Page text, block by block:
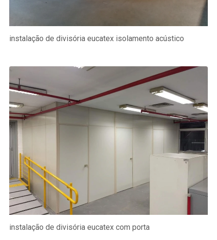
instalação de divisória eucatex isolamento acústico
instalação de divisória eucatex com porta